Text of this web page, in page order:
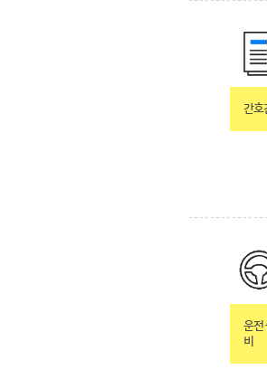
간호
운전
비